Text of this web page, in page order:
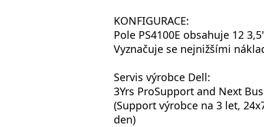
KONFIGURACE:
Pole PS4100E obsahuje 12
Vyznačuje se nejnižšími
Servis výrobce Dell:
3Yrs ProSupport and Next
(Support výrobce na 3 let,
den)